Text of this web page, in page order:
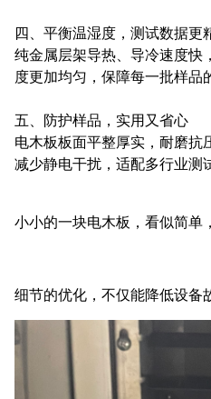
四、平衡温湿度，测试数据更
纯金属层架导热、导冷速度快
度更加均匀，保障每一批样品
五、防护样品，实用又省心
电木板板面平整厚实，耐磨
减少静电干扰，适配多行业测
小小的一块电木板，看似简单
细节的优化，不仅能降低设备